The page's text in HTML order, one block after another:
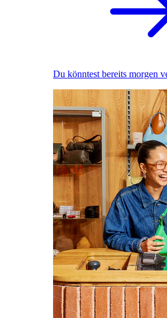
Du könntest bereits morgen